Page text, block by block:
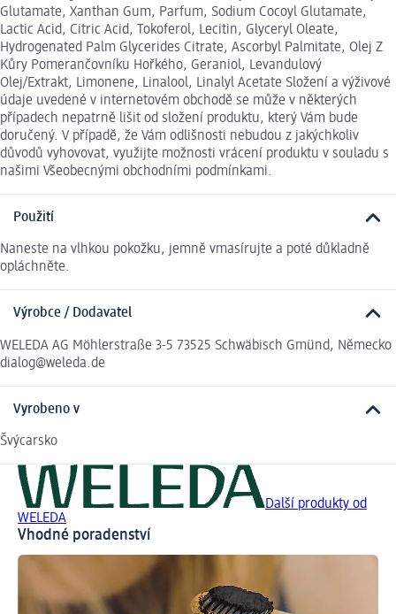
Glutamate, Xanthan Gum, Parfum, Sodium Cocoyl Glutamate,
Lactic Acid, Citric Acid, Tokoferol, Lecitin, Glyceryl Oleate,
Hydrogenated Palm Glycerides Citrate, Ascorbyl Palmitate, Olej Z
Kůry Pomerančovníku Hořkého, Geraniol, Levandulový
Olej/Extrakt, Limonene, Linalool, Linalyl Acetate Složení a výživové
údaje uvedené v internetovém obchodě se může v některých
případech nepatrně lišit od složení produktu, který Vám bude
doručený. V případě, že Vám odlišnosti nebudou z jakýchkoliv
důvodů vyhovovat, využijte možnosti vrácení produktu v souladu s
našimi Všeobecnými obchodními podmínkami.
Použití
Naneste na vlhkou pokožku, jemně vmasírujte a poté důkladně
opláchněte.
Výrobce / Dodavatel
WELEDA AG Möhlerstraße 3-5 73525 Schwäbisch Gmünd, Německo
dialog@weleda.de
Vyrobeno v
Švýcarsko
Další produkty od
WELEDA
Vhodné poradenství